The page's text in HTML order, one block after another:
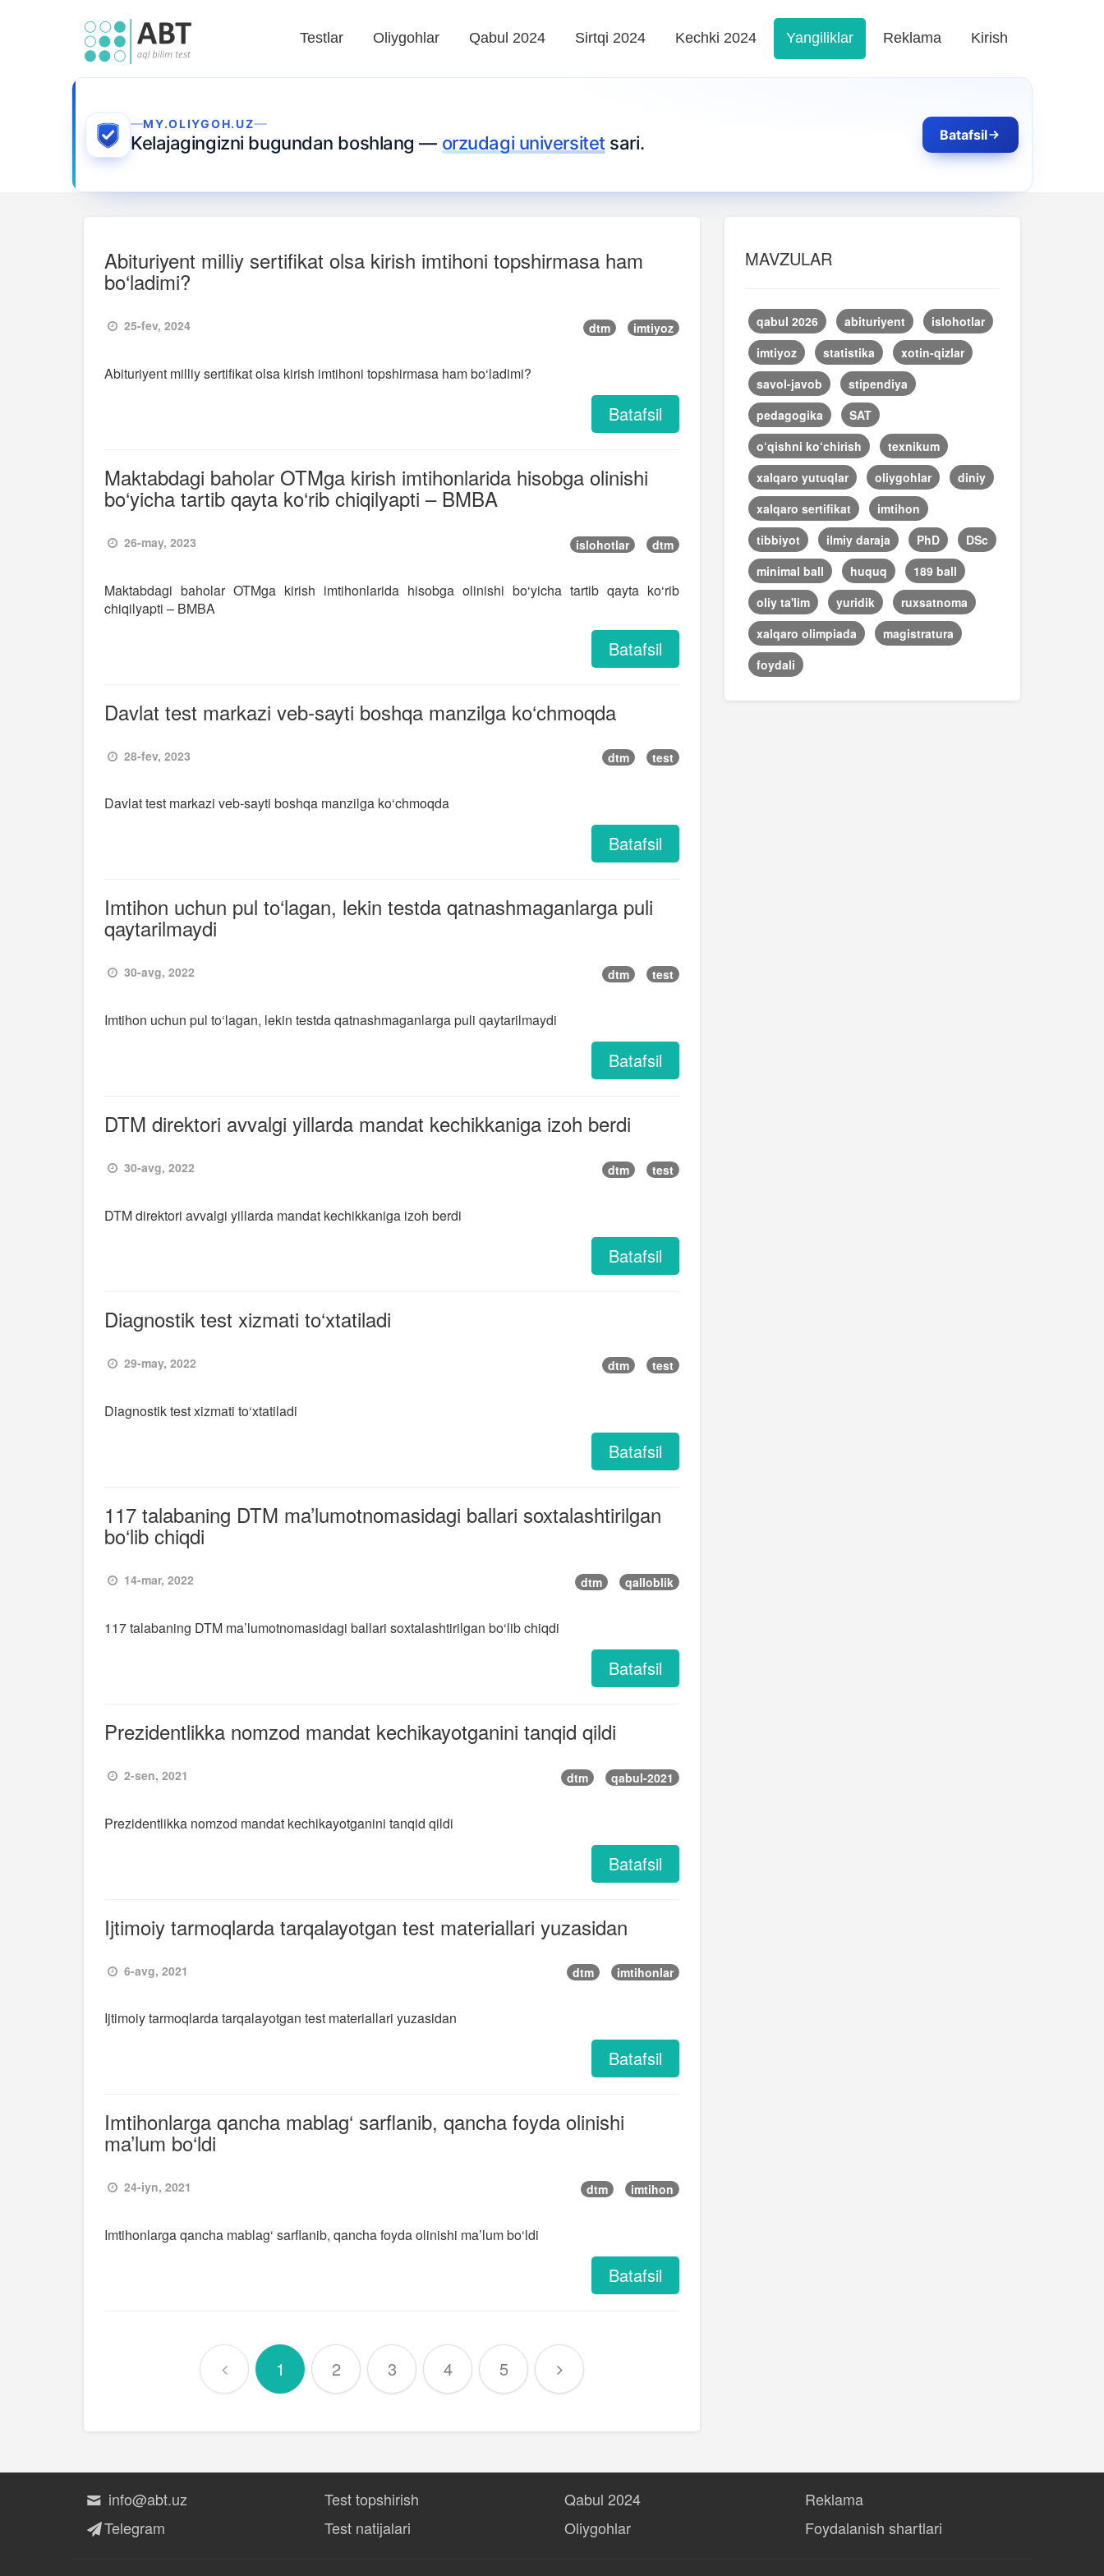
Testlar Oliygohlar Qabul 2024 Sirtqi 2024 Kechki 2024 Yangiliklar Reklama Kirish
MY.OLIYGOH.UZ
Kelajagingizni bugundan boshlang — orzudagi universitetsari. Batafsil
Abituriyent milliy sertifikat olsa kirish imtihoni topshirmasa ham
bo‘ladimi?
25-fev, 2024 dtm imtiyoz
Abituriyent milliy sertifikat olsa kirish imtihoni topshirmasa ham bo‘ladimi?
Batafsil
Maktabdagi baholar OTMga kirish imtihonlarida hisobga olinishi
bo‘yicha tartib qayta ko‘rib chiqilyapti – BMBA
26-may, 2023 islohotlar dtm
Maktabdagi baholar OTMga kirish imtihonlarida hisobga olinishi bo‘yicha tartib qayta ko‘rib
chiqilyapti – BMBA
Batafsil
Davlat test markazi veb-sayti boshqa manzilga ko‘chmoqda
28-fev, 2023 dtm test
Davlat test markazi veb-sayti boshqa manzilga ko‘chmoqda
Batafsil
Imtihon uchun pul to‘lagan, lekin testda qatnashmaganlarga puli
qaytarilmaydi
30-avg, 2022 dtm test
Imtihon uchun pul to‘lagan, lekin testda qatnashmaganlarga puli qaytarilmaydi
Batafsil
DTM direktori avvalgi yillarda mandat kechikkaniga izoh berdi
30-avg, 2022 dtm test
DTM direktori avvalgi yillarda mandat kechikkaniga izoh berdi
Batafsil
Diagnostik test xizmati to‘xtatiladi
29-may, 2022 dtm test
Diagnostik test xizmati to‘xtatiladi
Batafsil
117 talabaning DTM ma’lumotnomasidagi ballari soxtalashtirilgan
bo‘lib chiqdi
14-mar, 2022 dtm qalloblik
117 talabaning DTM ma’lumotnomasidagi ballari soxtalashtirilgan bo‘lib chiqdi
Batafsil
Prezidentlikka nomzod mandat kechikayotganini tanqid qildi
2-sen, 2021 dtm qabul-2021
Prezidentlikka nomzod mandat kechikayotganini tanqid qildi
Batafsil
Ijtimoiy tarmoqlarda tarqalayotgan test materiallari yuzasidan
6-avg, 2021 dtm imtihonlar
Ijtimoiy tarmoqlarda tarqalayotgan test materiallari yuzasidan
Batafsil
Imtihonlarga qancha mablag‘ sarflanib, qancha foyda olinishi
ma’lum bo‘ldi
24-iyn, 2021 dtm imtihon
Imtihonlarga qancha mablag‘ sarflanib, qancha foyda olinishi ma’lum bo‘ldi
Batafsil
1 2 3 4 5
MAVZULAR
qabul 2026 abituriyent
islohotlar
imtiyoz
statistika
xotin-qizlar
savol-javob
stipendiya
pedagogika
SAT
o‘qishni ko‘chirish
texnikum
xalqaro yutuqlar
oliygohlar
diniy
xalqaro sertifikat
imtihon
tibbiyot
ilmiy daraja PhD
DSc
minimal ball
huquq
189 ball
oliy ta'lim
yuridik
ruxsatnoma
xalqaro olimpiada
magistratura
foydali
info@abt.uz
Telegram
Test topshirish
Test natijalari
Qabul 2024
Oliygohlar
Reklama
Foydalanish shartlari